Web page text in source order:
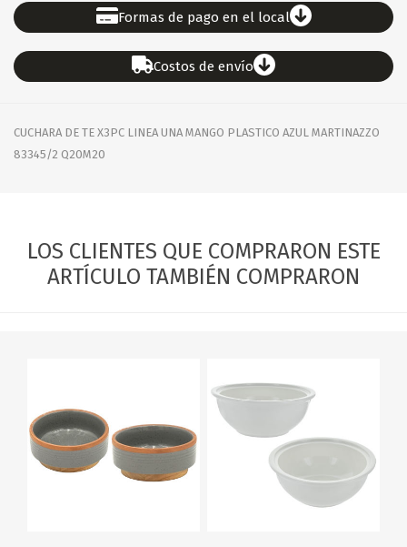
Formas de pago en el local
Costos de envío
CUCHARA DE TE X3PC LINEA UNA MANGO PLASTICO AZUL MARTINAZZO
83345/2 Q20M20
LOS CLIENTES QUE COMPRARON ESTE
ARTÍCULO TAMBIÉN COMPRARON